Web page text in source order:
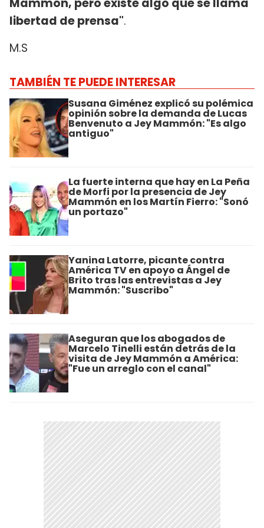
libertad de prensa".
M.S
TAMBIÉN TE PUEDE INTERESAR
Susana Giménez explicó su polémica
opinión sobre la demanda de Lucas
Benvenuto a Jey Mammón: "Es algo
antiguo"
La fuerte interna que hay en La Peña
de Morfi por la presencia de Jey
Mammón en los Martín Fierro: "Sonó
un portazo"
Yanina Latorre, picante contra
América TV en apoyo a Ángel de
Brito tras las entrevistas a Jey
Mammón: "Suscribo"
Aseguran que los abogados de
Marcelo Tinelli están detrás de la
visita de Jey Mammón a América:
"Fue un arreglo con el canal"